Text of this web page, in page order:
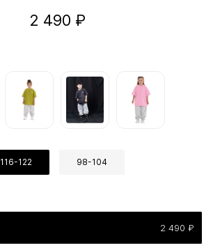
2 490 ₽
116-122 98-104
2 490 ₽